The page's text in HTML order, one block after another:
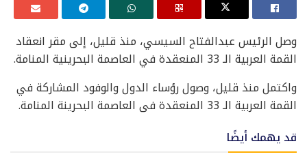
وصل الرئيس عبدالفتاح السيسي، منذ قليل، إلى مقر انعقاد
القمة العربية الـ 33 المنعقدة في العاصمة البحرينية المنامة.
واكتمل منذ قليل، وصول رؤساء الدول والوفود المشاركة في
القمة العربية الـ 33 المنعقدة فى العاصمة البحرينة المنامة.
قد يهمك أيضًا